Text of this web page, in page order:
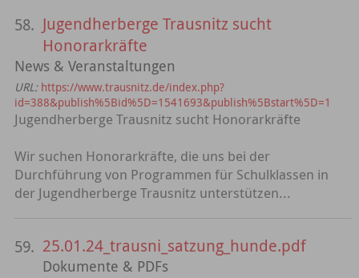
58. Jugendherberge Trausnitz sucht
Honorarkräfte
News & Veranstaltungen
URL: https://www.trausnitz.de/index.php?
id=388&publish%5Bid%5D=1541693&publish%5Bstart%5D=1
Jugendherberge Trausnitz sucht Honorarkräfte
Wir suchen Honorarkräfte, die uns bei der
Durchführung von Programmen für Schulklassen in
der Jugendherberge Trausnitz unterstützen...
59. 25.01.24_trausni_satzung_hunde.pdf
Dokumente & PDFs